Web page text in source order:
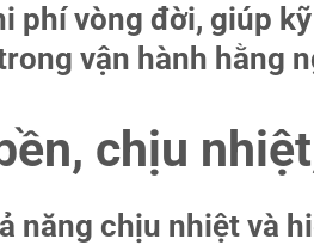
phí vòng đời, giúp
vận hành hằng
chịu
năng chịu nhiệt và